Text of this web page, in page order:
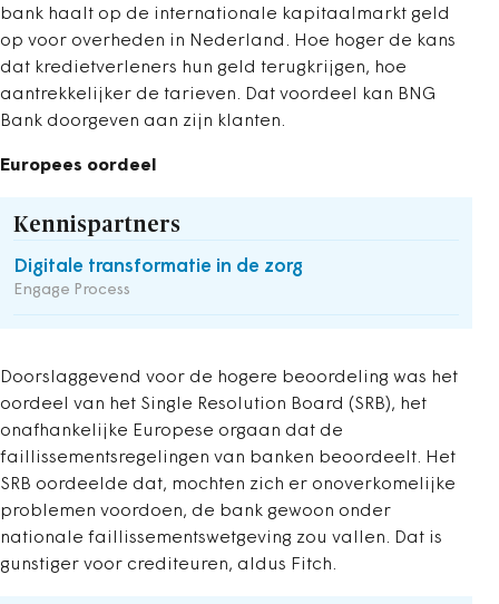
bank haalt op de internationale kapitaalmarkt geld
op voor overheden in Nederland. Hoe hoger de kans
dat kredietverleners hun geld terugkrijgen, hoe
aantrekkelijker de tarieven. Dat voordeel kan BNG
Bank doorgeven aan zijn klanten.
Europees oordeel
Kennispartners
Digitale transformatie in de zorg
Engage Process
Doorslaggevend voor de hogere beoordeling was het
oordeel van het Single Resolution Board (SRB), het
onafhankelijke Europese orgaan dat de
faillissementsregelingen van banken beoordeelt. Het
SRB oordeelde dat, mochten zich er onoverkomelijke
problemen voordoen, de bank gewoon onder
nationale faillissementswetgeving zou vallen. Dat is
gunstiger voor crediteuren, aldus Fitch.